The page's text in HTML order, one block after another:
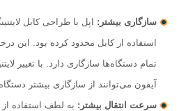
سازگاری بیشتر: اپل با طراحی کابل
تمام دستگاه‌ها سازگاری دارد. با تغییر
آیفون می‌توانند از سازگاری بیشتر
سرعت انتقال بیشتر: